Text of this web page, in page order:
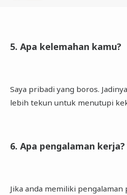
5. Apa kelemahan kamu?
Saya pribadi yang boros.
lebih tekun untuk menutupi
6. Apa pengalaman kerja?
Jika anda memiliki pengalaman